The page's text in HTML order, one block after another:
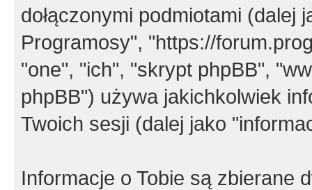
dołączonymi podmiotami (dalej
Programosy", "https://
"one", "ich", "skrypt phpBB",
phpBB") używa jakichkolwiek
Twoich sesji (dalej jako
Informacje o Tobie są zbierane